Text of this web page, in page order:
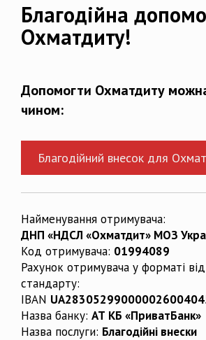
Благодійна
Охматдиту!
Допомогти Охматдиту
чином:
Благодійний внесок для
Найменування отримувача:
ДНП «НДСЛ «Охматдит» МОЗ
Код отримувача: 01994089
Рахунок отримувача у форматі
стандарту:
IBAN
Назва банку: АТ КБ «ПриватБанк»
Назва послуги: Благодійні внески